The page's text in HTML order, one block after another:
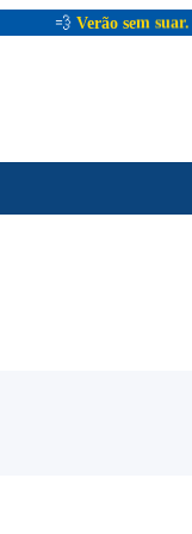
💨 Verão sem suar.